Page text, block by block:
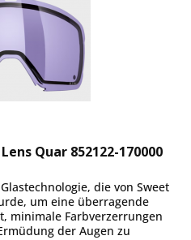
Quar 852122-170000
die von Sweet
um eine überragende
minimale Farbverzerrungen
der Augen zu